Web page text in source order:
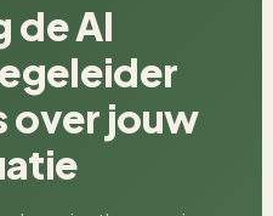
de AI
over jouw